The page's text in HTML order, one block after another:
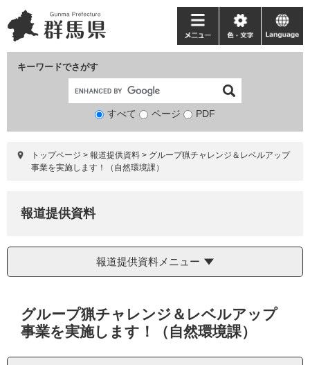
ー
ジ
ニ
ュ
て
キーワードでさがす
検
象
すべて ページ PDF
メ
ニ
ー
色・
文
language
トップページ > 報道提供資料 > グループ猟チャレンジ＆レベルアップ
事業を実施します！（自然環境課）
報道提供資料
報道提供資料メニュー
グループ猟チャレンジ＆レベルアップ
事業を実施します！（自然環境課）